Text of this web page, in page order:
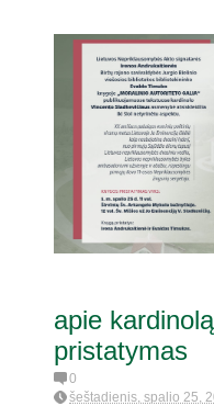
apie
pristatymas
0
šeštadienis, spalio 25,